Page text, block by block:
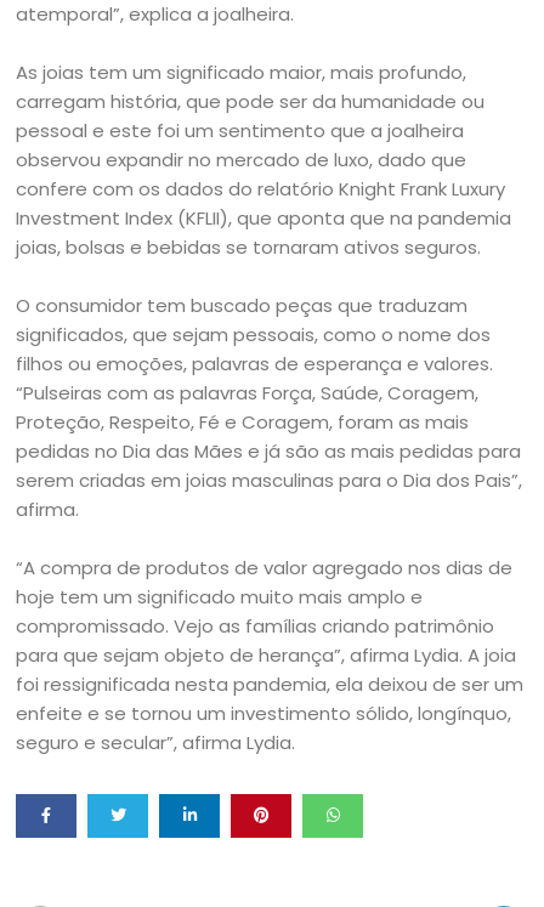
atemporal”, explica a joalheira.
As joias tem um significado maior, mais profundo,
carregam história, que pode ser da humanidade ou
pessoal e este foi um sentimento que a joalheira
observou expandir no mercado de luxo, dado que
confere com os dados do relatório Knight Frank Luxury
Investment Index (KFLII), que aponta que na pandemia
joias, bolsas e bebidas se tornaram ativos seguros.
O consumidor tem buscado peças que traduzam
significados, que sejam pessoais, como o nome dos
filhos ou emoções, palavras de esperança e valores.
“Pulseiras com as palavras Força, Saúde, Coragem,
Proteção, Respeito, Fé e Coragem, foram as mais
pedidas no Dia das Mães e já são as mais pedidas para
serem criadas em joias masculinas para o Dia dos Pais”,
afirma.
“A compra de produtos de valor agregado nos dias de
hoje tem um significado muito mais amplo e
compromissado. Vejo as famílias criando patrimônio
para que sejam objeto de herança”, afirma Lydia. A joia
foi ressignificada nesta pandemia, ela deixou de ser um
enfeite e se tornou um investimento sólido, longínquo,
seguro e secular”, afirma Lydia.